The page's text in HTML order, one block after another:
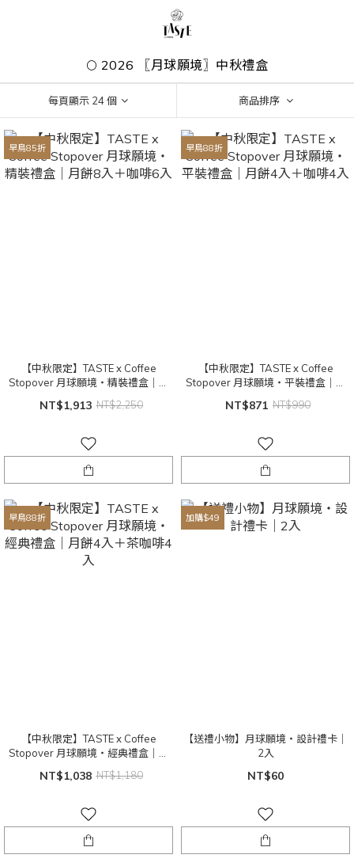
🌕 2026 〖月球願境〗中秋禮盒
每頁顯示 24 個 商品排序
早鳥85折
【中秋限定】TASTE x Coffee
Stopover 月球願境・精裝禮盒｜月
餅8入＋咖啡6入
NT$1,913 NT$2,250
早鳥88折
【中秋限定】TASTE x Coffee
Stopover 月球願境・平裝禮盒｜月
餅4入＋咖啡4入
NT$871 NT$990
早鳥88折
【中秋限定】TASTE x Coffee
Stopover 月球願境・經典禮盒｜月
餅4入＋茶咖啡4入
NT$1,038 NT$1,180
加購$49
【送禮小物】月球願境・設計禮卡｜
2入
NT$60